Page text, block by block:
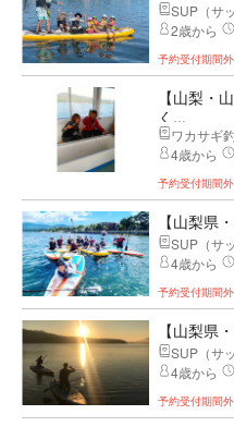
SUP（サ
2歳から
予約受付期間外
【山梨・
く...
ワカサギ
4歳から
予約受付期間外
【山梨県
SUP（サ
4歳から
予約受付期間外
【山梨県
SUP（サ
4歳から
予約受付期間外